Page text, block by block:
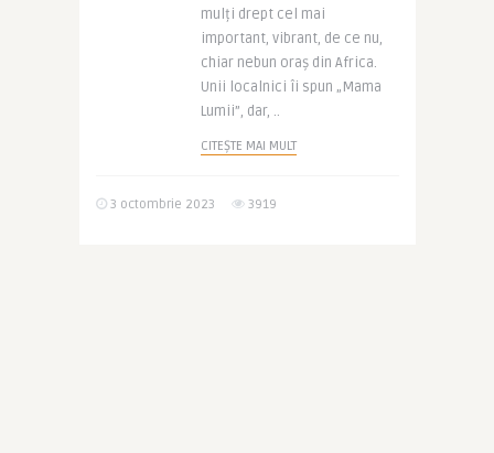
mulți drept cel mai
important, vibrant, de ce nu,
chiar nebun oraș din Africa.
Unii localnici îi spun „Mama
Lumii”, dar, ..
CITEȘTE MAI MULT
3 octombrie 2023 3919